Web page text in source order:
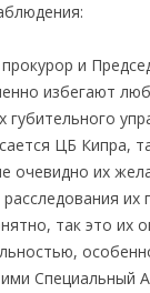
и
избегают
губительного
ЦБ Кипра,
очевидно их
их
так это их
Специальный